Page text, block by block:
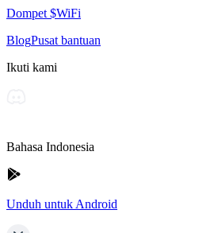
Dompet $WiFi
BlogPusat bantuan
Ikuti kami
Bahasa Indonesia
Unduh untuk Android